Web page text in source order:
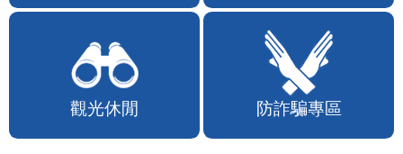
觀光休閒 防詐騙專區